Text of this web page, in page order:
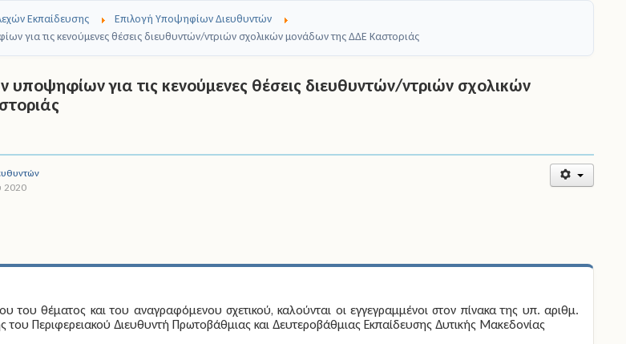
Εκπαίδευσης
Επιλογή Υποψηφίων Διευθυντών
για τις κενούμενες θέσεις διευθυντών/ντριών σχολικών μονάδων της ΔΔΕ Καστοριάς
για τις κενούμενες θέσεις διευθυντών/ντριών σχολικών
2020
του θέματος και του αναγραφόμενου σχετικού, καλούνται οι εγγεγραμμένοι στον πίνακα της υπ. αριθμ.
Περιφερειακού Διευθυντή Πρωτοβάθμιας και Δευτεροβάθμιας Εκπαίδευσης Δυτικής Μακεδονίας